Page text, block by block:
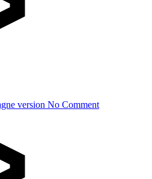
version No Comment